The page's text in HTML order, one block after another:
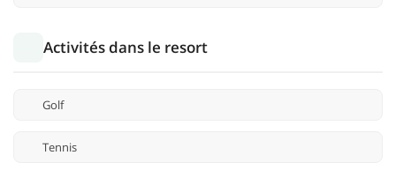
Activités dans le resort
Golf
Tennis